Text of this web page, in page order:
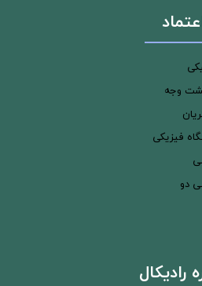
وجه
فیزیکی
دو
رادیکال